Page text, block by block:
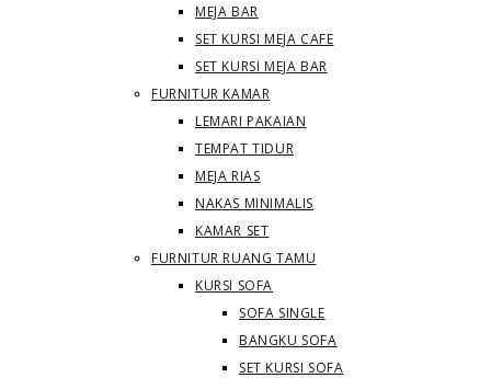
MEJA BAR
SET KURSI MEJA CAFE
SET KURSI MEJA BAR
FURNITUR KAMAR
LEMARI PAKAIAN
TEMPAT TIDUR
MEJA RIAS
NAKAS MINIMALIS
KAMAR SET
FURNITUR RUANG TAMU
KURSI SOFA
SOFA SINGLE
BANGKU SOFA
SET KURSI SOFA